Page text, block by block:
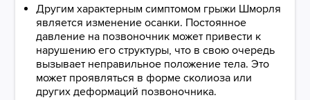
Другим характерным симптомом грыжи Шморля
является изменение осанки. Постоянное
давление на позвоночник может привести к
нарушению его структуры, что в свою очередь
вызывает неправильное положение тела. Это
может проявляться в форме сколиоза или
других деформаций позвоночника.